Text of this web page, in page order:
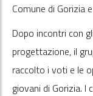
Comune di Gorizia
Dopo incontri con
progettazione, il
raccolto i voti e le
giovani di Gorizia. I